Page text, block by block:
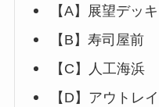
【A】展望デッキ
【B】寿司屋前
【C】人工海浜
【D】アウトレ